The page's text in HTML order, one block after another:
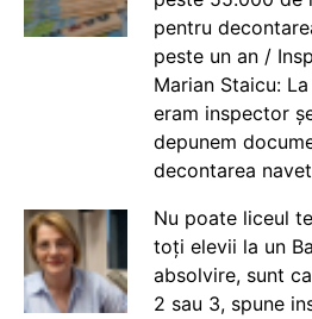
pentru
peste un an /
Marian Staicu:
eram inspector
depunem
decontarea
Nu poate liceul
toți elevii la un
absolvire, sunt
2 sau 3, spune